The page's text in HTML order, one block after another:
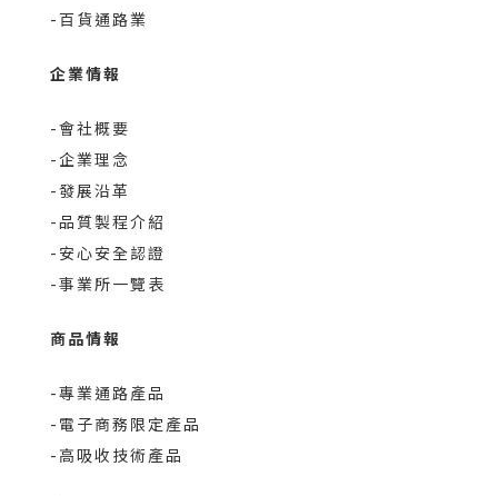
-百貨通路業
企業情報
-會社概要
-企業理念
-發展沿革
-品質製程介紹
-安心安全認證
-事業所一覽表
商品情報
-專業通路產品
-電子商務限定產品
-高吸收技術產品